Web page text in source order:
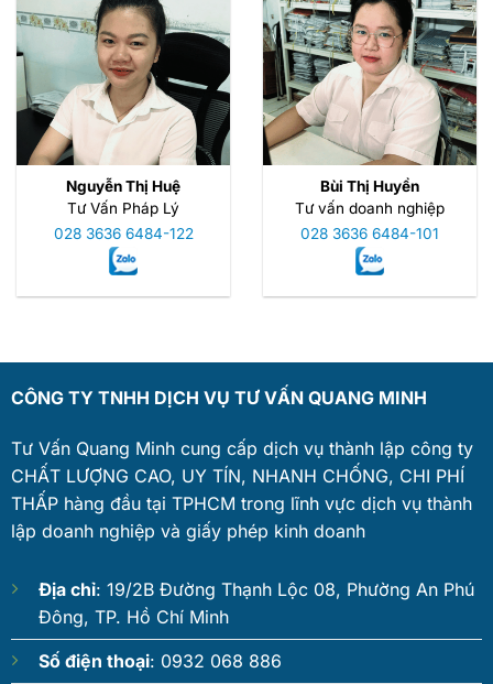
Nguyễn Thị Huệ
Tư Vấn Pháp Lý
028 3636 6484-122
Bùi Thị Huyền
Tư vấn doanh nghiệp
028 3636 6484-101
CÔNG TY TNHH DỊCH VỤ TƯ VẤN QUANG MINH
Tư Vấn Quang Minh cung cấp dịch vụ thành lập công ty
CHẤT LƯỢNG CAO, UY TÍN, NHANH CHỐNG, CHI PHÍ
THẤP hàng đầu tại TPHCM trong lĩnh vực dịch vụ thành
lập doanh nghiệp và giấy phép kinh doanh
Địa chỉ: 19/2B Đường Thạnh Lộc 08, Phường An Phú
Đông, TP. Hồ Chí Minh
Số điện thoại: 0932 068 886